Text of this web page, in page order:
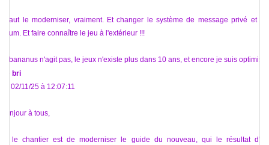
Il faut le moderniser, vraiment. Et changer le système de message privé et du
forum. Et faire connaître le jeu à l'extérieur !!!
Si bananus n'agit pas, le jeux n'existe plus dans 10 ans, et encore je suis optimiste
bri
Le 02/11/25 à 12:07:11
Bonjour à tous,
Ici le chantier est de moderniser le guide du nouveau, qui le résultat d'un